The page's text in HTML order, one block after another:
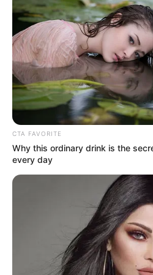
FACEBOOK
YOUTUBE
EMAIL
CTA FAVORITE
Why this ordinary drink is the
every day